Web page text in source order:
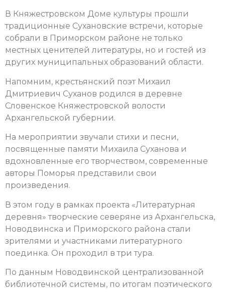
В Княжестровском Доме культуры прошли
традиционные Сухановские встречи, которые
собрали в Приморском районе не только
местных ценителей литературы, но и гостей из
других муниципальных образований области.
Напомним, крестьянский поэт Михаил
Дмитриевич Суханов родился в деревне
Словенское Княжестровской волости
Архангельской губернии.
На мероприятии звучали стихи и песни,
посвященные памяти Михаила Суханова и
вдохновленные его творчеством, современные
авторы Поморья представили свои
произведения.
В этом году в рамках проекта «Литературная
деревня» творческие северяне из Архангельска,
Новодвинска и Приморского района стали
зрителями и участниками литературного
поединка. Он проходил в три тура.
По данным Новодвинской централизованной
библиотечной системы, по итогам поэтического